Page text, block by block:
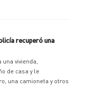
recuperó una
vivienda,
de casa y le
una camioneta y otros